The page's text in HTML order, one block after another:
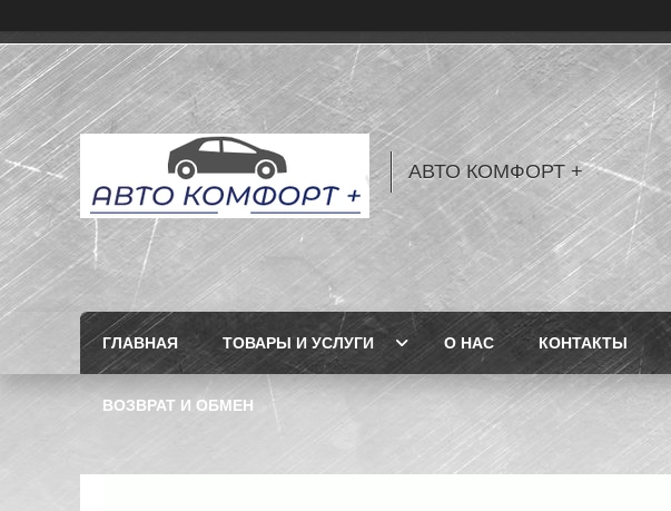
АВТО КОМФОРТ +
ГЛАВНАЯ ТОВАРЫ И УСЛУГИ О НАС КОНТАКТЫ
ВОЗВРАТ И ОБМЕН